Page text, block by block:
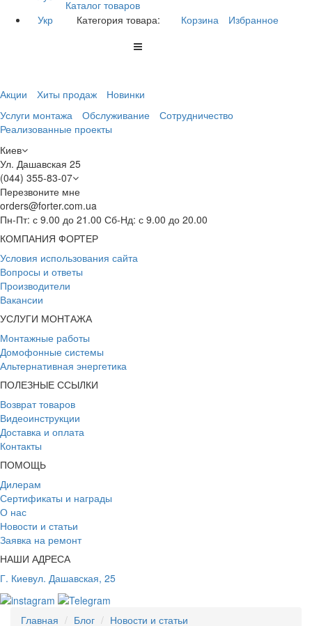
Укр
Каталог товаров
Категория товара:
Корзина Избранное
Акции Хиты продаж
Новинки
Услуги монтажа
Обслуживание
Сотрудничество
Реализованные проекты
Киев
Ул. Дашавская 25
(044) 355-83-07
Перезвоните мне
orders@forter.com.ua
Пн-Пт: с 9.00 до 21.00 Сб-Нд: с 9.00 до 20.00
КОМПАНИЯ ФОРТЕР
Условия использования сайта
Вопросы и ответы
Производители
Вакансии
УСЛУГИ МОНТАЖА
Монтажные работы
Домофонные системы
Альтернативная энергетика
ПОЛЕЗНЫЕ ССЫЛКИ
Возврат товаров
Видеоинструкции
Доставка и оплата
Контакты
ПОМОЩЬ
Дилерам
Сертификаты и награды
О нас
Новости и статьи
Заявка на ремонт
НАШИ АДРЕСА
Г. Киевул. Дашавская, 25
Главная Блог
Новости и статьи